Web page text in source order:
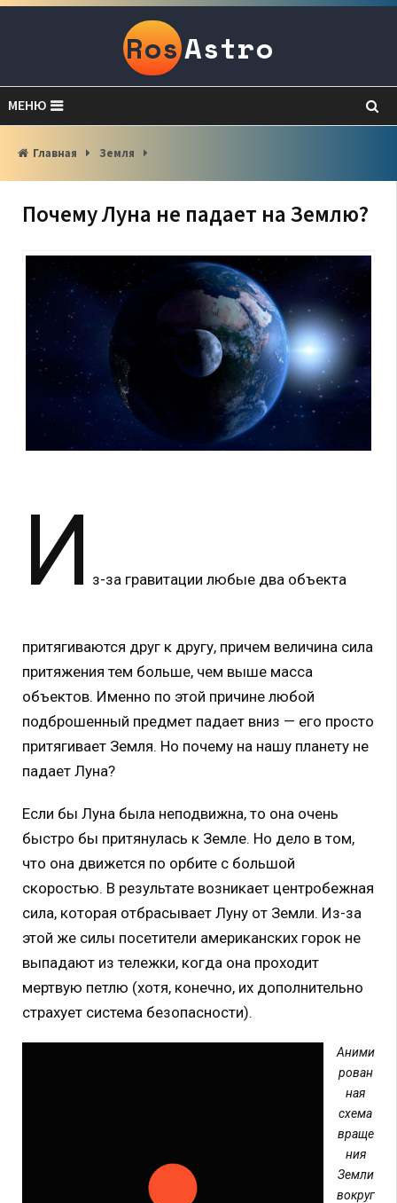
RosAstro
МЕНЮ
Главная Земля
Почему Луна не падает на Землю?
И з-за гравитации любые два объекта
притягиваются друг к другу, причем величина сила
притяжения тем больше, чем выше масса
объектов. Именно по этой причине любой
подброшенный предмет падает вниз — его просто
притягивает Земля. Но почему на нашу планету не
падает Луна?
Если бы Луна была неподвижна, то она очень
быстро бы притянулась к Земле. Но дело в том,
что она движется по орбите с большой
скоростью. В результате возникает центробежная
сила, которая отбрасывает Луну от Земли. Из-за
этой же силы посетители американских горок не
выпадают из тележки, когда она проходит
мертвую петлю (хотя, конечно, их дополнительно
страхует система безопасности).
Аними
рован
ная
схема
враще
ния
Земли
вокруг